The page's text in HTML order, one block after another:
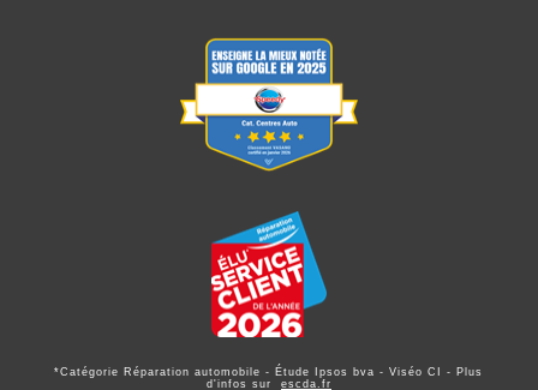
*Catégorie Réparation automobile - Étude Ipsos bva - Viséo CI - Plus
d'infos sur escda.fr